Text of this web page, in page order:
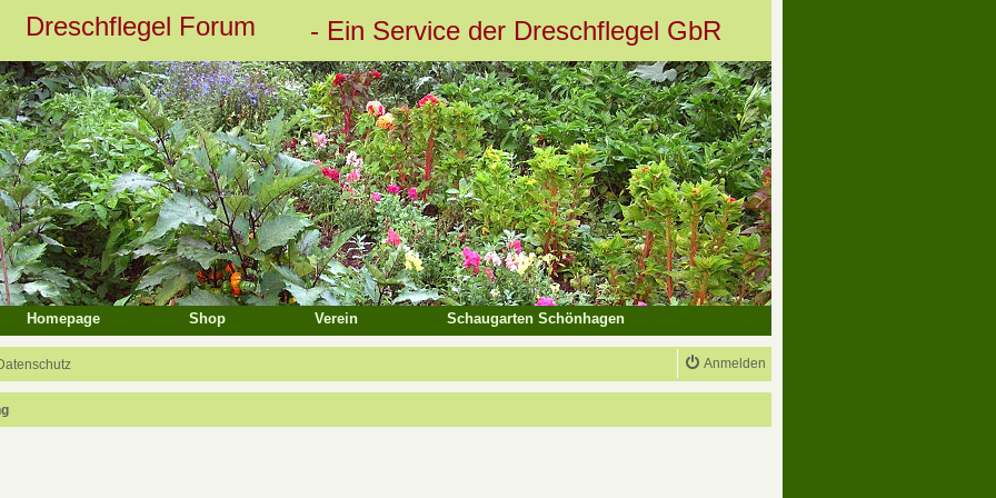
Dreschflegel Forum - Ein Service der Dreschflegel GbR
Suche
Homepage Shop Verein Schaugarten Schönhagen
Anmelden